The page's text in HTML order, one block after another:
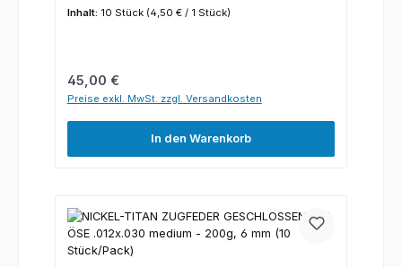
Inhalt: 10 Stück (4,50 € / 1 Stück)
Regulärer Preis:
45,00 €
Preise exkl. MwSt. zzgl. Versandkosten
In den Warenkorb